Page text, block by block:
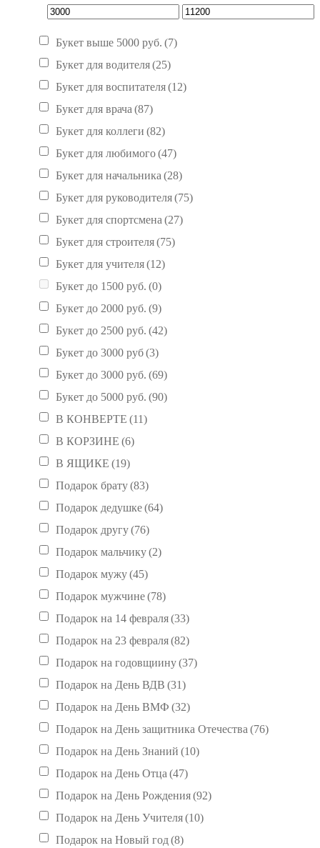
Букет выше 5000 руб. (7)
Букет для водителя(25)
Букет для воспитателя(12)
Букет для врача (87)
Букет для коллеги (82)
Букет для любимого(47)
Букет для начальника (28)
Букет для руководителя(75)
Букет для спортсмена (27)
Букет для строителя(75)
Букет для учителя(12)
Букет до 1500 руб. (0)
Букет до 2000 руб. (9)
Букет до 2500 руб. (42)
Букет до 3000 руб(3)
Букет до 3000 руб. (69)
Букет до 5000 руб. (90)
В КОНВЕРТЕ (11)
В КОРЗИНЕ (6)
В ЯЩИКЕ (19)
Подарок брату(83)
Подарок дедушке(64)
Подарок другу(76)
Подарок мальчику(2)
Подарок мужу(45)
Подарок мужчине(78)
Подарок на 14 февраля(33)
Подарок на 23 февраля(82)
Подарок на годовщиину(37)
Подарок на День ВДВ (31)
Подарок на День ВМФ (32)
Подарок на День защитника Отечества (76)
Подарок на День Знаний (10)
Подарок на День Отца (47)
Подарок на День Рождения(92)
Подарок на День Учителя(10)
Подарок на Новый год(8)